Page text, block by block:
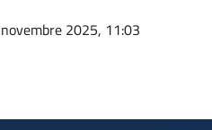
2025, 11:03